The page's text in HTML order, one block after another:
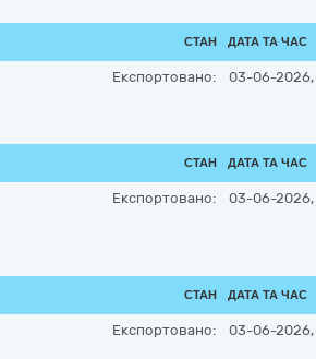
СТАН ДАТА ТА ЧАС
Експортовано: 03-06-2026,
СТАН ДАТА ТА ЧАС
Експортовано: 03-06-2026,
СТАН ДАТА ТА ЧАС
Експортовано: 03-06-2026,